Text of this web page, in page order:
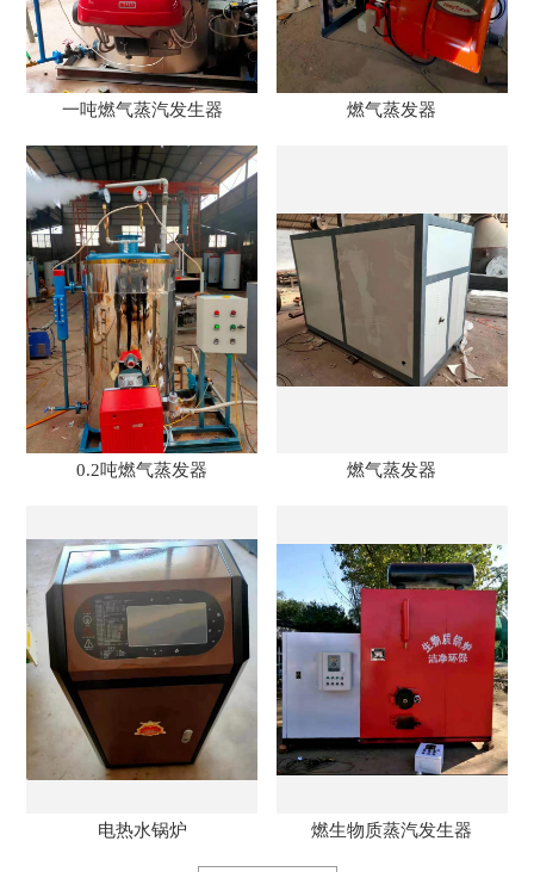
一吨燃气蒸汽发生器 燃气蒸发器
0.2吨燃气蒸发器 燃气蒸发器
电热水锅炉 燃生物质蒸汽发生器